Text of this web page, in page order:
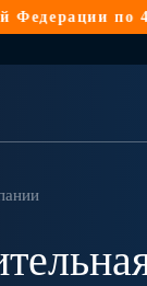
44-ФЗ